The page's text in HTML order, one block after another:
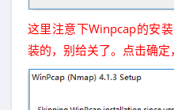
这里注意下Winpcap的安
装的，别给关了。点击确定